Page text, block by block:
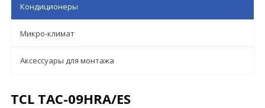
Кондиционеры
Микро-климат
Аксессуары для монтажа
TCL TAC-09HRA/ES